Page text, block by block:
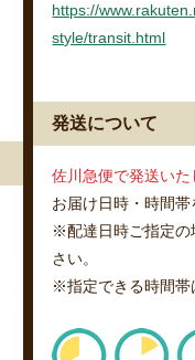
https://
style/transit.html
発送について
佐川急便で発送いた
お届け日時・時間帯
※配達日時ご指定の
さい。
※指定できる時間帯